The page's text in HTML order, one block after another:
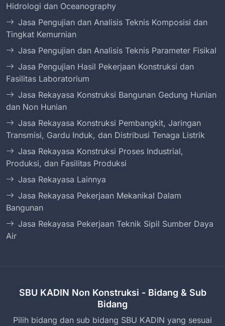
Hidrologi dan Oceanography
Jasa Pengujian dan Analisis Teknis Komposisi dan
Tingkat Kemurnian
Jasa Pengujian dan Analisis Teknis Parameter Fisikal
Jasa Pengujian Hasil Pekerjaan Konstruksi dan
Fasilitas Laboratorium
Jasa Rekayasa Konstruksi Bangunan Gedung Hunian
dan Non Hunian
Jasa Rekayasa Konstruksi Pembangkit, Jaringan
Transmisi, Gardu Induk, dan Distribusi Tenaga Listrik
Jasa Rekayasa Konstruksi Proses Industrial,
Produksi, dan Fasilitas Produksi
Jasa Rekayasa Lainnya
Jasa Rekayasa Pekerjaan Mekanikal Dalam
Bangunan
Jasa Rekayasa Pekerjaan Teknik Sipil Sumber Daya
Air
SBU KADIN Non Konstruksi - Bidang & Sub
Bidang
Pilih bidang dan sub bidang SBU KADIN yang sesuai